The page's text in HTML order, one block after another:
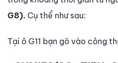
G8). Cụ thể như sau:
Tại ô G11 bạn gõ vào công